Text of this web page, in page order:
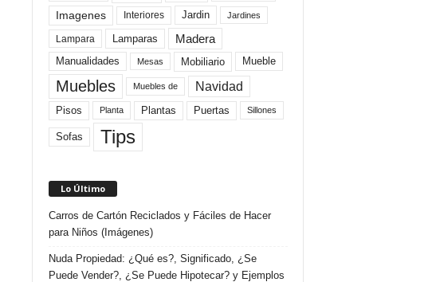
Imagenes Interiores Jardin Jardines
Lampara Lamparas Madera
Manualidades Mesas Mobiliario Mueble
Muebles Muebles de Navidad
Pisos Planta Plantas Puertas Sillones
Sofas Tips
Lo Último
Carros de Cartón Reciclados y Fáciles de Hacer
para Niños (Imágenes)
Nuda Propiedad: ¿Qué es?, Significado, ¿Se
Puede Vender?, ¿Se Puede Hipotecar? y Ejemplos